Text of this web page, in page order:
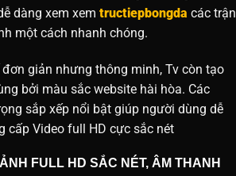
dàng xem xem tructiepbongda các trận
một cách nhanh chóng.
giản nhưng thông minh, Tv còn tạo
bởi màu sắc website hài hòa. Các
sắp xếp nổi bật giúp người dùng dễ
cấp Video full HD cực sắc nét
FULL HD SẮC NÉT, ÂM THANH